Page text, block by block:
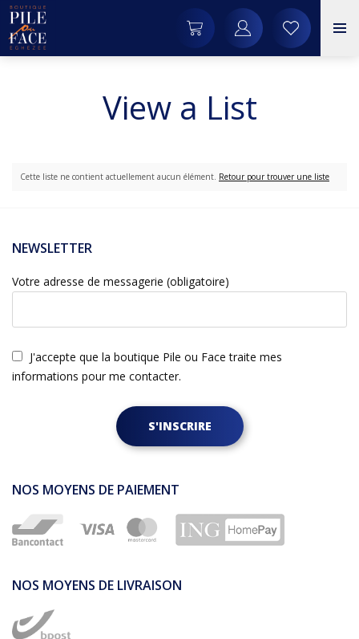
View a List
Cette liste ne contient actuellement aucun élément. Retour pour trouver une liste
NEWSLETTER
Votre adresse de messagerie (obligatoire)
J'accepte que la boutique Pile ou Face traite mes
informations pour me contacter.
S'INSCRIRE
NOS MOYENS DE PAIEMENT
NOS MOYENS DE LIVRAISON